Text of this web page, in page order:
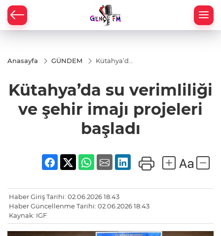
Anasayfa GÜNDEM
Kütahya’da
imajı
başladı
Kütahya’da su verimliliği
ve şehir imajı projeleri
başladı
Haber Giriş Tarihi: 02.06.2026 18:43
Haber Güncellenme Tarihi: 02.06.2026 18:43
Kaynak: IGF